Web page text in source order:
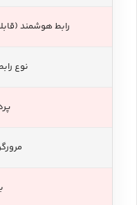
رابط هوشمند
نوع